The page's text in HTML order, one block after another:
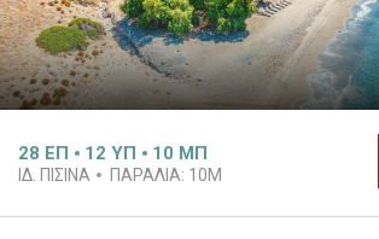
28 ΕΠ 12 ΥΠ 10 ΜΠ
ΙΔ. ΠΙΣΊΝΑ ΠΑΡΑΛΊΑ: 10M